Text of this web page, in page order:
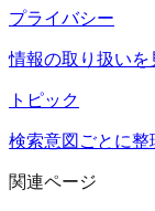
プライバシー
情報の取り扱いを
トピック
検索意図ごとに整
関連ページ